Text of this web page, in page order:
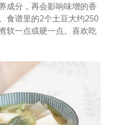
成分，再会影响味增的香
食谱里的2个土豆大约250
软一点或硬一点。喜欢吃